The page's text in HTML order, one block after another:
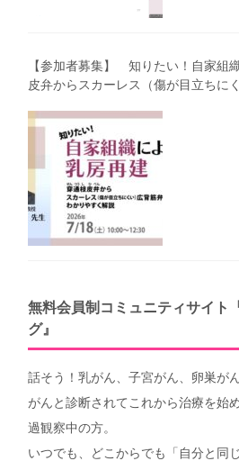
【参加者募集】 知りたい！自家組
皮弁からスカーレス（傷が目立ちに
無料会員制コミュニティサイト
グ』
話そう！乳がん、子宮がん、卵巣が
がんと診断されてこれから治療を始
過観察中の方。
いつでも、どこからでも「自分と同